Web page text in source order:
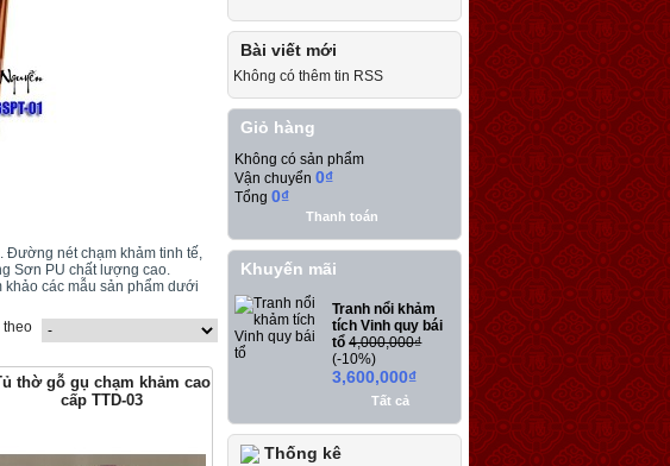
Đường nét chạm khảm tinh tế,
Sơn PU chất lượng cao.
khảo các mẫu sản phẩm dưới
theo
thờ gỗ gụ chạm khảm cao
cấp TTD-03
Bài viết mới
Không có thêm tin RSS
Giỏ hàng
Không có sản phẩm
Vận chuyển 0₫
Tổng 0₫
Thanh toán
Khuyến mãi
Tranh nổi khảm
tích Vinh quy bái
tổ 4,000,000₫
(-10%)
3,600,000₫
Tất cả
Thống kê